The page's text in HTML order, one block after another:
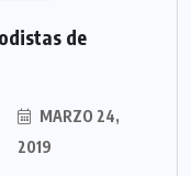
de
MARZO 24,
2019